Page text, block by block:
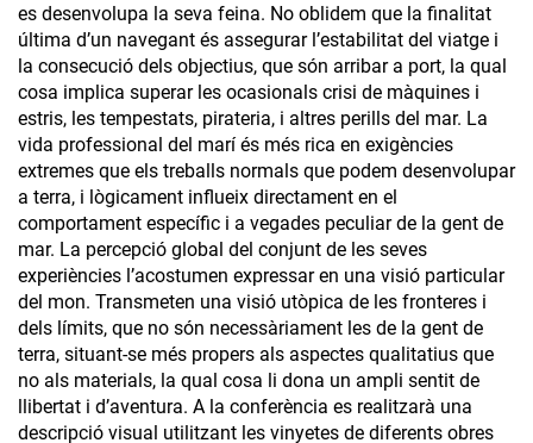
es desenvolupa la seva feina. No oblidem que la finalitat
última d’un navegant és assegurar l’estabilitat del viatge i
la consecució dels objectius, que són arribar a port, la qual
cosa implica superar les ocasionals crisi de màquines i
estris, les tempestats, pirateria, i altres perills del mar. La
vida professional del marí és més rica en exigències
extremes que els treballs normals que podem desenvolupar
a terra, i lògicament influeix directament en el
comportament específic i a vegades peculiar de la gent de
mar. La percepció global del conjunt de les seves
experiències l’acostumen expressar en una visió particular
del mon. Transmeten una visió utòpica de les fronteres i
dels límits, que no són necessàriament les de la gent de
terra, situant-se més propers als aspectes qualitatius que
no als materials, la qual cosa li dona un ampli sentit de
llibertat i d’aventura. A la conferència es realitzarà una
descripció visual utilitzant les vinyetes de diferents obres